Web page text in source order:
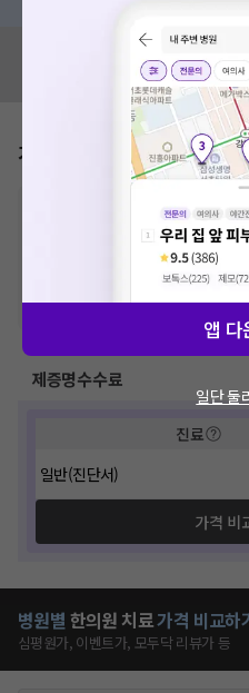
혹시 잘못된 병원정보가 있나
모두닥 팀에 알려주세요!
가격표
추가비용 등으
한 가격은 해당 의료기관에 직접 문의
건강보험심사평
격입니다. (진료와 연관된 복합적인
산정될 수 있는 점 참고 바랍니다.)
※ 이벤트가, 할인가는VAT 포함
제증명수수료
진료
일반(진단서)
가격 비
병원별 한의원 치료가격 비교하
심평원가, 이벤트가, 모두닥 리뷰가 등
앱 다
일단 둘